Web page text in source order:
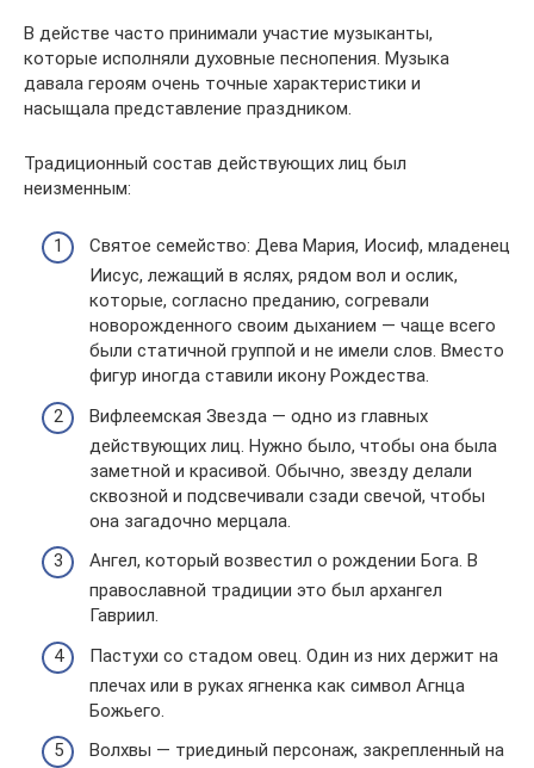
В действе часто принимали участие музыканты,
которые исполняли духовные песнопения. Музыка
давала героям очень точные характеристики и
насыщала представление праздником.
Традиционный состав действующих лиц был
неизменным:
Святое семейство: Дева Мария, Иосиф, младенец
Иисус, лежащий в яслях, рядом вол и ослик,
которые, согласно преданию, согревали
новорожденного своим дыханием — чаще всего
были статичной группой и не имели слов. Вместо
фигур иногда ставили икону Рождества.
Вифлеемская Звезда — одно из главных
действующих лиц. Нужно было, чтобы она была
заметной и красивой. Обычно, звезду делали
сквозной и подсвечивали сзади свечой, чтобы
она загадочно мерцала.
Ангел, который возвестил о рождении Бога. В
православной традиции это был архангел
Гавриил.
Пастухи со стадом овец. Один из них держит на
плечах или в руках ягненка как символ Агнца
Божьего.
Волхвы — триединый персонаж, закрепленный на